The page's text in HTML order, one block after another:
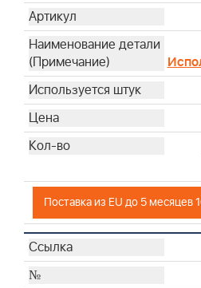
Поставка из EU до 5 месяцев